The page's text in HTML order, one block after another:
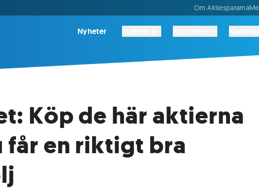
Om Aktiespararna
Nyheter
Köp de här aktierna
får en riktigt bra